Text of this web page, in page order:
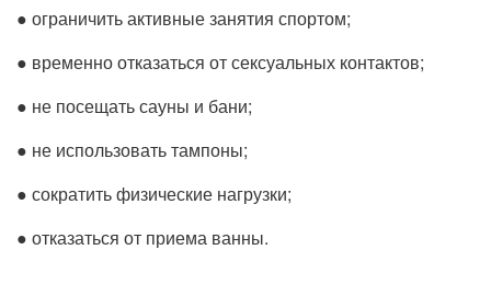
● ограничить активные занятия спортом;
● временно отказаться от сексуальных контактов;
● не посещать сауны и бани;
● не использовать тампоны;
● сократить физические нагрузки;
● отказаться от приема ванны.